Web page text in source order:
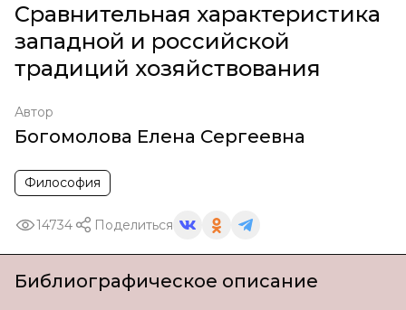
Сравнительная характеристика
западной и российской
традиций хозяйствования
Автор
Богомолова Елена Сергеевна
Философия
14734 Поделиться
Библиографическое описание